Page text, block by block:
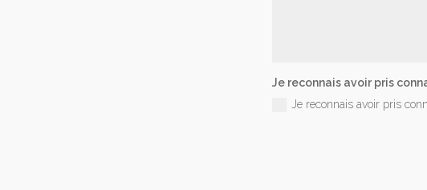
Je reconnais avoir pris
Je reconnais avoir pris